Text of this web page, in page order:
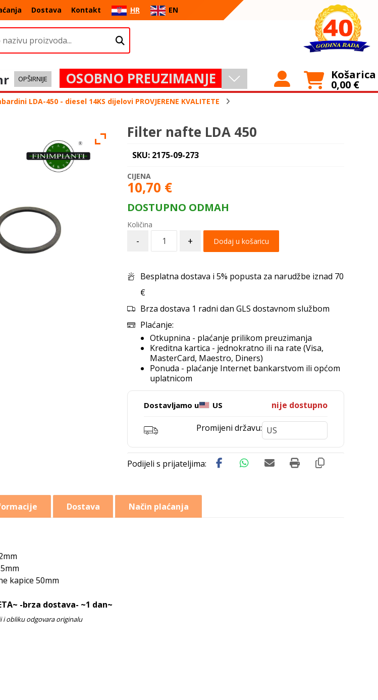
Dostava Kontakt HR EN
OPŠIRNIJE OSOBNO PREUZIMANJE Košarica
0,00 €
LDA-450 - diesel 14KS dijelovi PROVJERENE KVALITETE
Filter nafte LDA 450
SKU: 2175-09-273
10,70 €
DOSTUPNO ODMAH
- + Dodaj u košaricu
Besplatna dostava i 5% popusta za narudžbe iznad 70
€
Brza dostava 1 radni dan GLS dostavnom službom
Plaćanje:
Otkupnina - plaćanje prilikom preuzimanja
Kreditna kartica - jednokratno ili na rate (Visa,
MasterCard, Maestro, Diners)
Ponuda - plaćanje Internet bankarstvom ili općom
uplatnicom
Dostavljamo u US nije dostupno
Promijeni državu:
Dostava Način plaćanja
kapice 50mm
-brza dostava- ~1 dan~